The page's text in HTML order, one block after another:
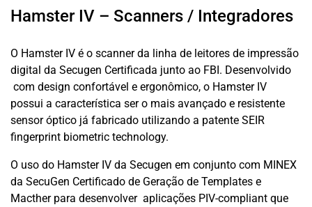
Hamster IV – Scanners / Integradores
O Hamster IV é o scanner da linha de leitores de impressão
digital da Secugen Certificada junto ao FBI. Desenvolvido
com design confortável e ergonômico, o Hamster IV
possui a característica ser o mais avançado e resistente
sensor óptico já fabricado utilizando a patente SEIR
fingerprint biometric technology.
O uso do Hamster IV da Secugen em conjunto com MINEX
da SecuGen Certificado de Geração de Templates e
Macther para desenvolver aplicações PIV-compliant que